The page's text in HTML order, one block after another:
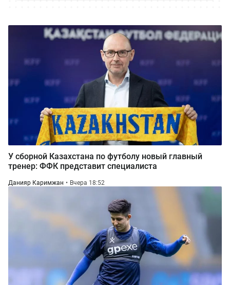
У сборной Казахстана по футболу новый главный
тренер: ФФК представит специалиста
Данияр Каримжан Вчера 18:52